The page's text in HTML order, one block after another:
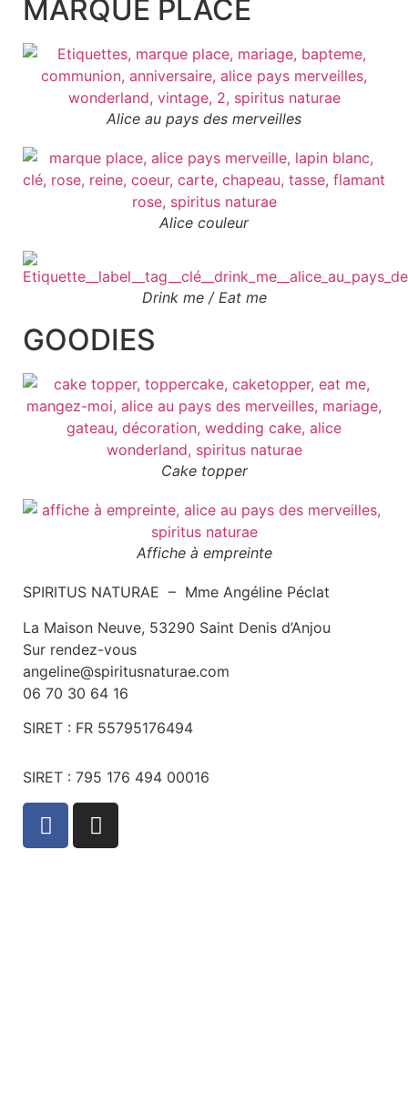
MARQUE PLACE
Alice au pays des merveilles
Alice couleur
Drink me / Eat me
GOODIES
Cake topper
Affiche à empreinte
SPIRITUS NATURAE – Mme Angéline Péclat
La Maison Neuve, 53290 Saint Denis d’Anjou
Sur rendez-vous
angeline@spiritusnaturae.com
06 70 30 64 16
SIRET : FR 55795176494
SIRET : 795 176 494 00016